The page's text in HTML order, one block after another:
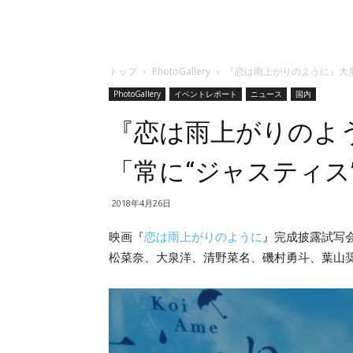
トップ PhotoGallery 『恋は雨上がりのように』
PhotoGallery イベントレポート ニュース 国内
『恋は雨上がりの
「常に“ジャスティ
2018年4月26日
映画『恋は雨上がりのように 』完成披露試写
松菜奈、大泉洋、清野菜名、 磯村勇斗、葉山